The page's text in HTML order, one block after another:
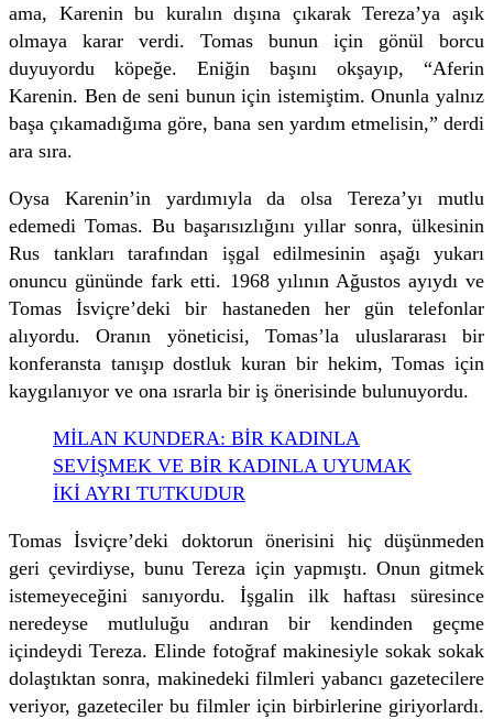
ama, Karenin bu kuralın dışına çıkarak Tereza’ya aşık
olmaya karar verdi. Tomas bunun için gönül borcu
duyuyordu köpeğe. Eniğin başını okşayıp, “Aferin
Karenin. Ben de seni bunun için istemiştim. Onunla yalnız
başa çıkamadığıma göre, bana sen yardım etmelisin,” derdi
ara sıra.
Oysa Karenin’in yardımıyla da olsa Tereza’yı mutlu
edemedi Tomas. Bu başarısızlığını yıllar sonra, ülkesinin
Rus tankları tarafından işgal edilmesinin aşağı yukarı
onuncu gününde fark etti. 1968 yılının Ağustos ayıydı ve
Tomas İsviçre’deki bir hastaneden her gün telefonlar
alıyordu. Oranın yöneticisi, Tomas’la uluslararası bir
konferansta tanışıp dostluk kuran bir hekim, Tomas için
kaygılanıyor ve ona ısrarla bir iş önerisinde bulunuyordu.
MİLAN KUNDERA: BİR KADINLA
SEVİŞMEK VE BİR KADINLA UYUMAK
İKİ AYRI TUTKUDUR
Tomas İsviçre’deki doktorun önerisini hiç düşünmeden
geri çevirdiyse, bunu Tereza için yapmıştı. Onun gitmek
istemeyeceğini sanıyordu. İşgalin ilk haftası süresince
neredeyse mutluluğu andıran bir kendinden geçme
içindeydi Tereza. Elinde fotoğraf makinesiyle sokak sokak
dolaştıktan sonra, makinedeki filmleri yabancı gazetecilere
veriyor, gazeteciler bu filmler için birbirlerine giriyorlardı.